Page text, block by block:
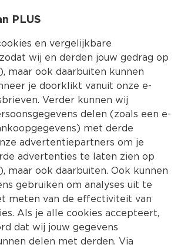
Kies jouw
Spaar nu voor
PLUS
en vergelijkbare
wij en derden jouw gedrag op
maar ook daarbuiten kunnen
je doorklikt vanuit onze e-
Verder kunnen wij
delen (zoals een e-
met derde
advertentiepartners om je
advertenties te laten zien op
maar ook daarbuiten. Ook kunnen
gebruiken om analyses uit te
meten van de effectiviteit van
Als je alle cookies accepteert,
dat wij jouw gegevens
delen met derden. Via